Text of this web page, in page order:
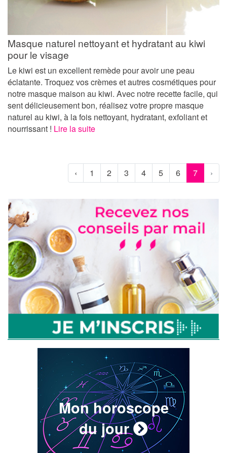
Masque naturel nettoyant et hydratant au kiwi
pour le visage
Le kiwi est un excellent remède pour avoir une peau
éclatante. Troquez vos crèmes et autres cosmétiques pour
notre masque maison au kiwi. Avec notre recette facile, qui
sent délicieusement bon, réalisez votre propre masque
naturel au kiwi, à la fois nettoyant, hydratant, exfoliant et
nourrissant ! Lire la suite
‹ 1 2 3 4 5 6 7 ›
Mon horoscope
du jour